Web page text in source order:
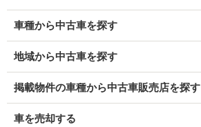
車種から中古車を探す
地域から中古車を探す
掲載物件の車種から中古車販売店を探す
車を売却する